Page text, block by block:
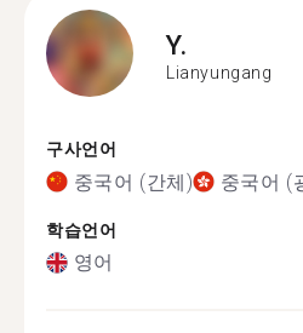
Y.
Lianyungang
구사언어
중국어 (간체) 중국어 (
학습언어
영어